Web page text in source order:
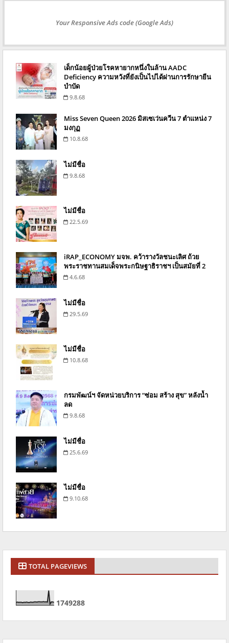
Your Responsive Ads code (Google Ads)
เด็กน้อยผู้ป่วยโรคหายากหนึ่งในล้าน AADC
Deficiency ความหวังที่ยังเป็นไปได้ผ่านการรักษายีน
บำบัด
9.8.68
Miss Seven Queen 2026 มิสเซเว่นควีน 7 ตำแหน่ง 7
มงกุฏ
10.8.68
ไม่มีชื่อ
9.8.68
ไม่มีชื่อ
22.5.69
iRAP_ECONOMY มจพ. คว้ารางวัลชนะเลิศ ถ้วย
พระราชทานสมเด็จพระกนิษฐาธิราชฯ เป็นสมัยที่ 2
4.6.68
ไม่มีชื่อ
29.5.69
ไม่มีชื่อ
10.8.68
กรมพัฒน์ฯ จัดหน่วยบริการ “ซ่อม สร้าง สุข” หลังน้ำ
ลด
9.8.68
ไม่มีชื่อ
25.6.69
ไม่มีชื่อ
9.10.68
TOTAL PAGEVIEWS
1749288